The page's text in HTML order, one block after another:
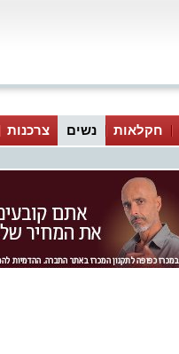
חקלאות נשים צרכנות